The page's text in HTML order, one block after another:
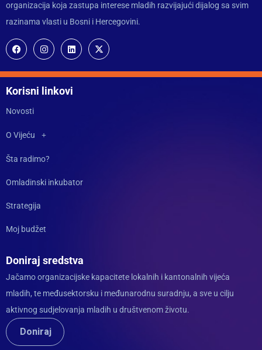
organizacija koja zastupa interese mladih razvijajući dijalog sa svim
razinama vlasti u Bosni i Hercegovini.
Korisni linkovi
Novosti
O Vijeću
Šta radimo?
Omladinski inkubator
Strategija
Moj budžet
Doniraj sredstva
Jačamo organizacijske kapacitete lokalnih i kantonalnih vijeća
mladih, te međusektorsku i međunarodnu suradnju, a sve u cilju
aktivnog sudjelovanja mladih u društvenom životu.
Doniraj